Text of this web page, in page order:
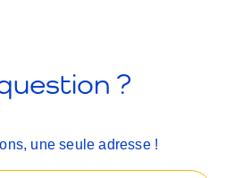
?
une seule adresse !